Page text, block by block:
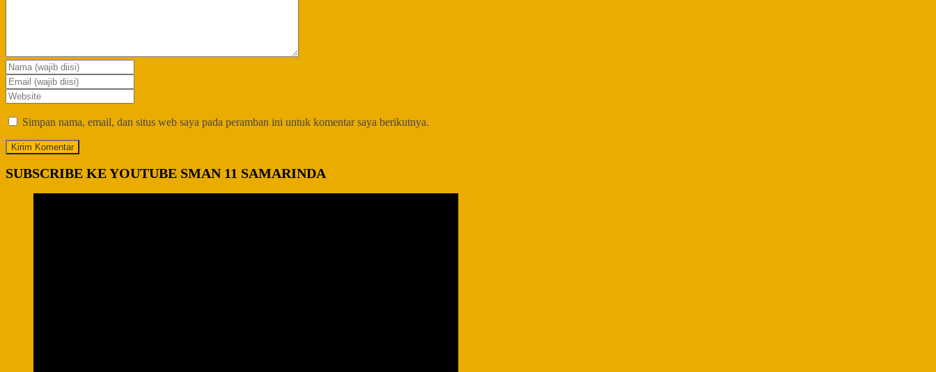
Simpan nama, email, dan situs web saya pada peramban ini untuk komentar saya berikutnya.
SUBSCRIBE KE YOUTUBE SMAN 11 SAMARINDA